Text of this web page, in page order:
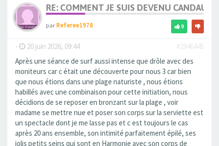
RE: COMMENT JE SUIS DEVENU
parReferee1978 9
- 20 juin 2026, 09:44
#2946445
Après une séance de surf aussi intense que drôle avec des
moniteurs car c était une découverte pour nous 3 car bien
que nous étions dans une plage naturiste , nous étions
habillés avec une combinaison pour cette initiation, nous
décidions de se reposer en bronzant sur la plage , voir
madame se mettre nue et poser son corps sur la serviette est
un spectacle dont je me lasse pas et c est toujours le cas
après 20 ans ensemble, son intimité parfaitement épilé, ses
jolis petits seins qui sont en Harmonie avec son corps de